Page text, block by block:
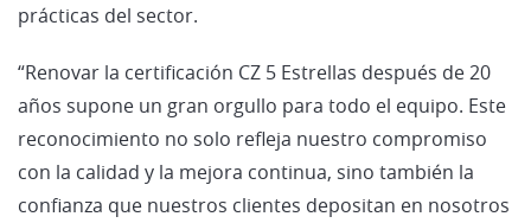
prácticas del sector.
“Renovar la certificación CZ 5 Estrellas después de 20
años supone un gran orgullo para todo el equipo. Este
reconocimiento no solo refleja nuestro compromiso
con la calidad y la mejora continua, sino también la
confianza que nuestros clientes depositan en nosotros